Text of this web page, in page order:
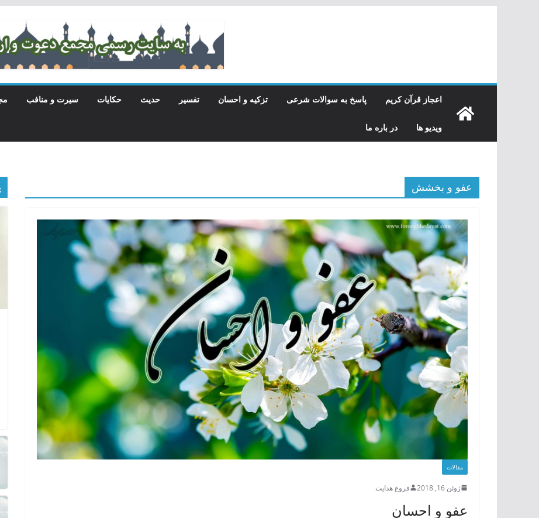
اعجاز قرآن کریم پاسخ به سوالات شرعی تزکیه و احسان تفسیر حدیث حکایات سیرت و منافب
ویدیو ها در باره ما
عفو و بخشش
مقالات
ژوئن 16, 2018 فروغ هدایت
عفو و احسان